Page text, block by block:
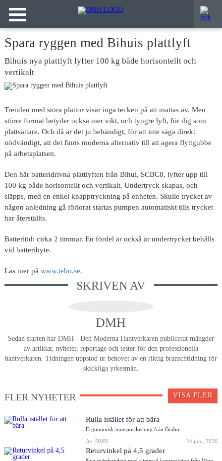
Spara ryggen med Bihuis plattlyft
Bihuis nya plattlyft lyfter 100 kg både horisontellt och
vertikalt
Trenden med stora plattor visar inga tecken på att mattas av. Men
större format betyder också mer vikt, och tyngre lyft, för dig som
plattsättare. Och då är det ju behändigt, för att inte säga direkt
nödvändigt, att det finns moderna alternativ till att agera flyttgubbe
på arbetsplatsen.
Den här batteridrivna plattlyften från Bihui, SCBC8, lyfter upp till
100 kg både horisontellt och vertikalt. Undertryck skapas, och
släpps, med en enkel knapptryckning på enheten. Skulle trycket av
någon anledning gå förlorat startas pumpen automatiskt tills trycket
har återställts.
Batteritid: cirka 2 timmar. En fördel är också är undertrycket behålls
vid batteribyte.
Läs mer på www.tebo.se.
SKRIVEN AV
DMH
Sedan starten har DMH - Den Moderna Hantverkaren publicerat mängder
av artiklar, nyheter, reportage och tester för den professionella
hantverkaren. Tidningen uppstod ur behovet av en riktig branschtidning för
skickliga yrkesmän.
FLER NYHETER VISA FLER
Rulla istället för att bära
Ergonomisk transportlösning från Grabo
Av: DMH
24 juni, 2026
Returvinkel på 4,5 grader